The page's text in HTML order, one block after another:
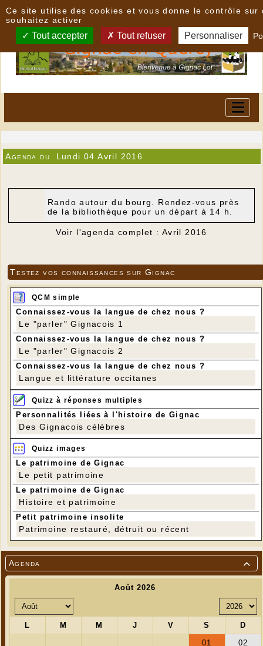

Agenda
Agenda du Lundi 04 Avril 2016
Rando autour du bourg. Rendez-vous près
de la bibliothèque pour un départ à 14 h.
Voir l'agenda complet : Avril 2016
Testez vos connaissances sur Gignac
QCM simple
Connaissez-vous la langue de chez nous ?
Le "parler" Gignacois 1
Connaissez-vous la langue de chez nous ?
Le "parler" Gignacois 2
Connaissez-vous la langue de chez nous ?
Langue et littérature occitanes
Quizz à réponses multiples
Personnalités liées à l'histoire de Gignac
Des Gignacois célèbres
Quizz images
Le patrimoine de Gignac
Le petit patrimoine
Le patrimoine de Gignac
Histoire et patrimoine
Petit patrimoine insolite
Patrimoine restauré, détruit ou récent
Ce site utilise des cookies et vous donne le contrôle sur
souhaitez activer
Tout accepter Tout refuser Personnaliser